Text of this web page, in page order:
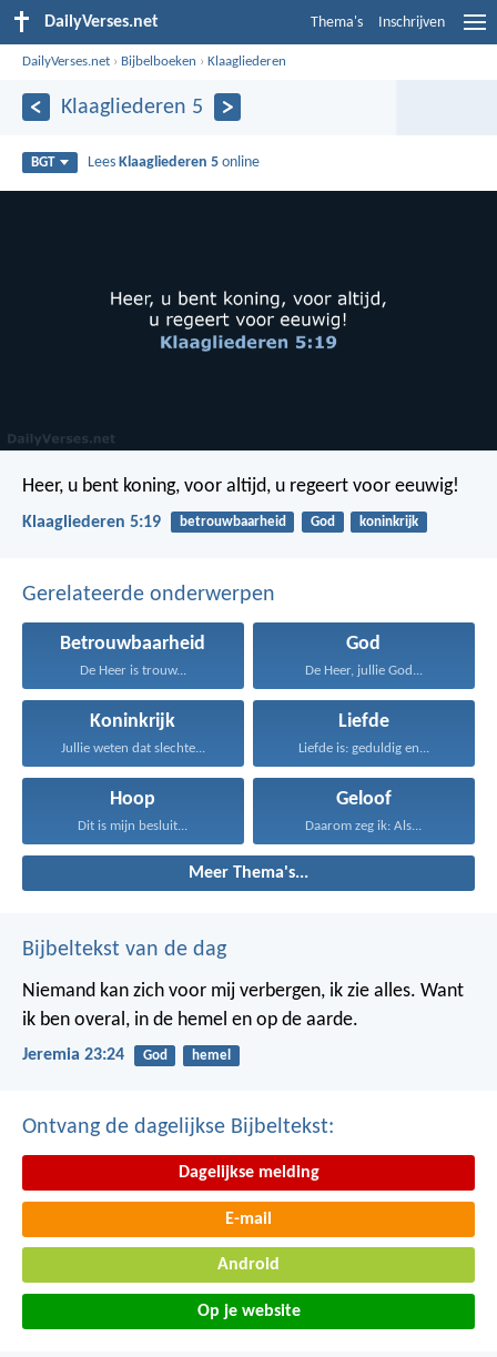
DailyVerses.net Thema's Inschrijven
DailyVerses.net › Bijbelboeken ›Klaagliederen
Klaagliederen 5
BGT Lees Klaagliederen 5 online
Heer, u bent koning, voor altijd, u regeert voor eeuwig!
Klaagliederen 5:19 betrouwbaarheid God koninkrijk
Gerelateerde onderwerpen
Betrouwbaarheid
De Heer is trouw...
God
De Heer, jullie God...
Koninkrijk
Jullie weten dat slechte...
Liefde
Liefde is: geduldig en...
Hoop
Dit is mijn besluit...
Geloof
Daarom zeg ik: Als...
Meer Thema's...
Bijbeltekst van de dag
Niemand kan zich voor mij verbergen, ik zie alles. Want
ik ben overal, in de hemel en op de aarde.
Jeremia 23:24 God hemel
Ontvang de dagelijkse Bijbeltekst:
Dagelijkse melding
E-mail
Android
Op je website